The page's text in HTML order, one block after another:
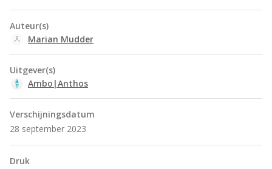
Auteur(s)
Marian Mudder
Uitgever(s)
Ambo|Anthos
Verschijningsdatum
28 september 2023
Druk